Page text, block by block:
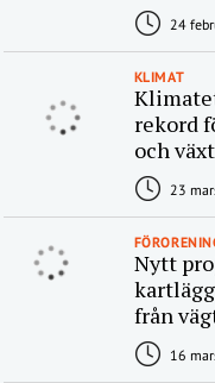
24
KLIMAT
rekord
och
23
Nytt
från
16